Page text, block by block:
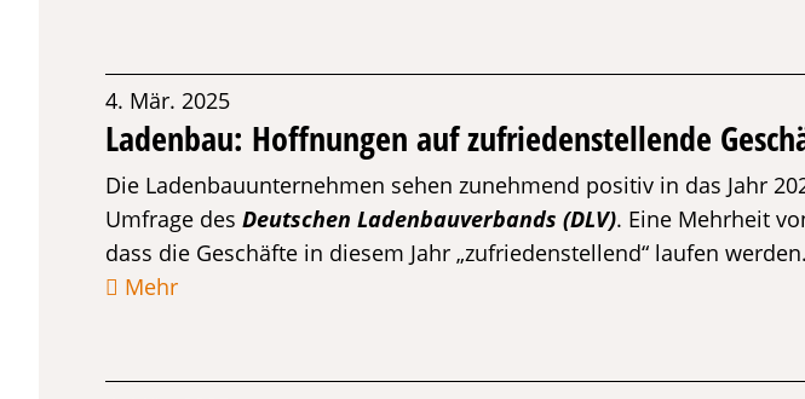
4. Mär. 2025
Ladenbau: Hoffnungen auf zufriedenstellende
Die Ladenbauunternehmen sehen zunehmend positiv in das Jahr
Umfrage des Deutschen Ladenbauverbands (DLV). Eine Mehrheit
dass die Geschäfte in diesem Jahr „zufriedenstellend“ laufen
Mehr